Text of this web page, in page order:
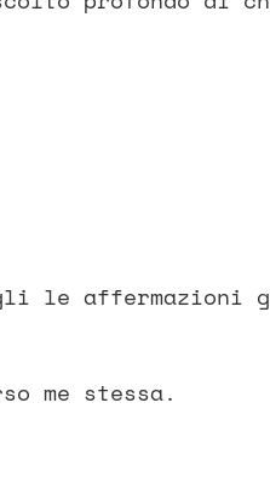
le affermazioni
me stessa.